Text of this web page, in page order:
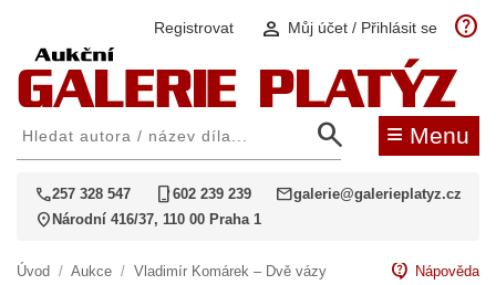
Registrovat person Můj účet / Přihlásit se help
search ≡ Menu
call257 328 547 phone_iphone602 239 239 mailgalerie@galerieplatyz.cz
location_on Národní 416/37, 110 00 Praha 1
Úvod / Aukce / Vladimír Komárek – Dvě vázy contact_support Nápověda